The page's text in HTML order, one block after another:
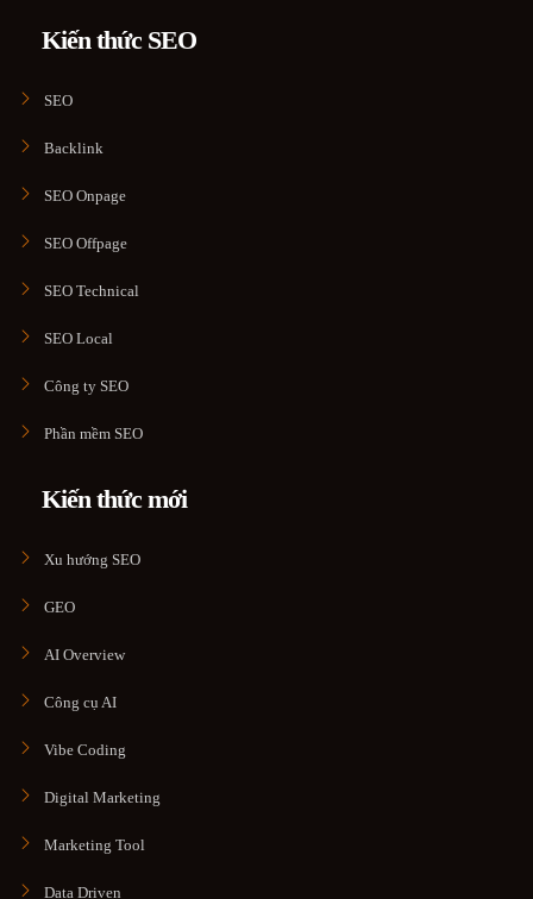
Kiến thức SEO
SEO
Backlink
SEO Onpage
SEO Offpage
SEO Technical
SEO Local
Công ty SEO
Phần mềm SEO
Kiến thức mới
Xu hướng SEO
GEO
AI Overview
Công cụ AI
Vibe Coding
Digital Marketing
Marketing Tool
Data Driven